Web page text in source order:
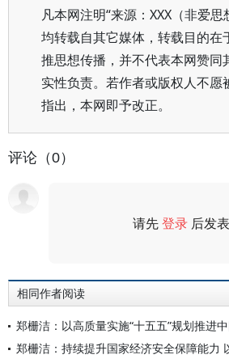
凡本网注明“来源：XXX（非爱思
均转载自其它媒体，转载目的在
推思想传播，并不代表本网赞同
实性负责。若作者或版权人不愿
指出，本网即予改正。
评论（0）
请先登录 后发
相同作者阅读
郑栅洁：以高质量实施“十五五”规划推进